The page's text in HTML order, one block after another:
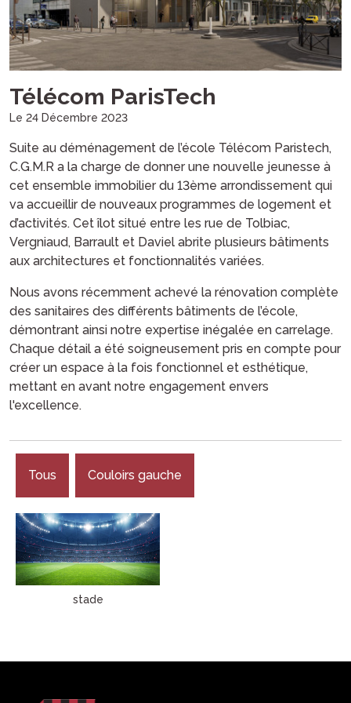
Télécom ParisTech
Le 24 Décembre 2023
Suite au déménagement de l’école Télécom Paristech,
C.G.M.R a la charge de donner une nouvelle jeunesse à
cet ensemble immobilier du 13ème arrondissement qui
va accueillir de nouveaux programmes de logement et
d’activités. Cet îlot situé entre les rue de Tolbiac,
Vergniaud, Barrault et Daviel abrite plusieurs bâtiments
aux architectures et fonctionnalités variées.
Nous avons récemment achevé la rénovation complète
des sanitaires des différents bâtiments de l’école,
démontrant ainsi notre expertise inégalée en carrelage.
Chaque détail a été soigneusement pris en compte pour
créer un espace à la fois fonctionnel et esthétique,
mettant en avant notre engagement envers
l'excellence.
Tous Couloirs gauche
stade